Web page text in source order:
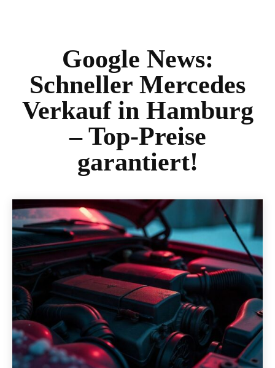
Google News:
Schneller Mercedes
Verkauf in Hamburg
– Top-Preise
garantiert!